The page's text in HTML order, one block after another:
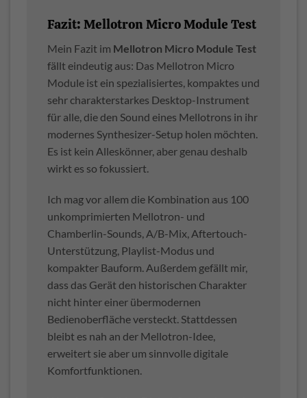
Fazit: Mellotron Micro Module Test
Mein Fazit im Mellotron Micro Module Test
fällt eindeutig aus: Das Mellotron Micro
Module ist ein spezialisiertes, kompaktes und
sehr charakterstarkes Desktop-Instrument
für alle, die den Sound eines Mellotrons in ihr
modernes Synthesizer-Setup holen möchten.
Es ist kein Alleskönner, aber genau deshalb
wirkt es so fokussiert.
Ich mag vor allem die Kombination aus 100
unkomprimierten Mellotron- und
Chamberlin-Sounds, A/B-Mix, Aftertouch-
Unterstützung, Playlist-Modus und
kompakter Bauform. Außerdem gefällt mir,
dass das Gerät den historischen Charakter
nicht hinter einer übermodernen
Bedienoberfläche versteckt. Stattdessen
bleibt es nah an der Mellotron-Idee,
erweitert sie aber um sinnvolle digitale
Komfortfunktionen.